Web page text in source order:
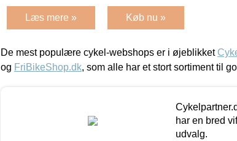
Læs mere » Køb nu »
De mest populære cykel-webshops er i øjeblikket
og FriBikeShop.dk, som alle har et stort sortiment til
har en bred
udvalg.